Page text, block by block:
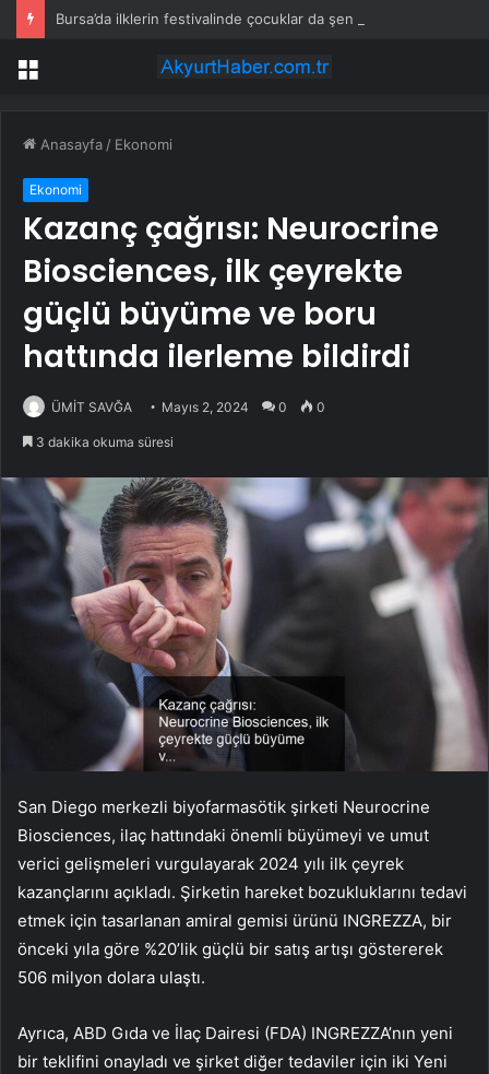
Bursa’da ilklerin festivalinde çocuklar da şen şakrak
Menü
Anasayfa / Ekonomi
Ekonomi
Kazanç çağrısı: Neurocrine
Biosciences, ilk çeyrekte
güçlü büyüme ve boru
hattında ilerleme bildirdi
ÜMİT SAVĞA Mayıs 2, 2024 0 0
3 dakika okuma süresi
San Diego merkezli biyofarmasötik şirketi Neurocrine
Biosciences, ilaç hattındaki önemli büyümeyi ve umut
verici gelişmeleri vurgulayarak 2024 yılı ilk çeyrek
kazançlarını açıkladı. Şirketin hareket bozukluklarını tedavi
etmek için tasarlanan amiral gemisi ürünü INGREZZA, bir
önceki yıla göre %20’lik güçlü bir satış artışı göstererek
506 milyon dolara ulaştı.
Ayrıca, ABD Gıda ve İlaç Dairesi (FDA) INGREZZA’nın yeni
bir teklifini onayladı ve şirket diğer tedaviler için iki Yeni